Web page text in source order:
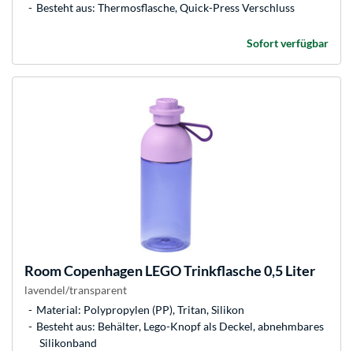
Besteht aus: Thermosflasche, Quick-Press Verschluss
Sofort verfügbar
Room CopenhagenLEGO Trinkflasche 0,5 Liter
lavendel/transparent
Material: Polypropylen (PP), Tritan, Silikon
Besteht aus: Behälter, Lego-Knopf als Deckel, abnehmbares
Silikonband